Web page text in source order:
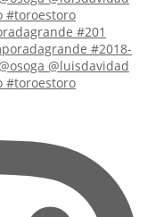
#201